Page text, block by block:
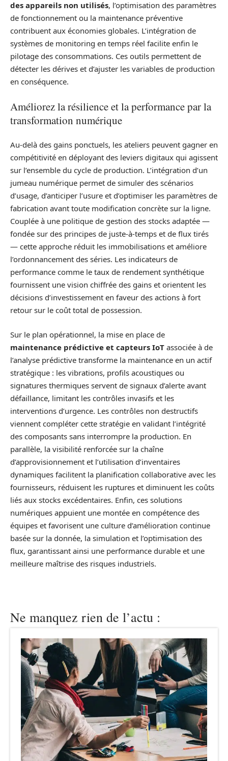
des appareils non utilisés, l’optimisation des paramètres
de fonctionnement ou la maintenance préventive
contribuent aux économies globales. L’intégration de
systèmes de monitoring en temps réel facilite enfin le
pilotage des consommations. Ces outils permettent de
détecter les dérives et d’ajuster les variables de production
en conséquence.
Améliorez la résilience et la performance par la
transformation numérique
Au-delà des gains ponctuels, les ateliers peuvent gagner en
compétitivité en déployant des leviers digitaux qui agissent
sur l’ensemble du cycle de production. L’intégration d’un
jumeau numérique permet de simuler des scénarios
d’usage, d’anticiper l’usure et d’optimiser les paramètres de
fabrication avant toute modification concrète sur la ligne.
Couplée à une politique de gestion des stocks adaptée —
fondée sur des principes de juste-à-temps et de flux tirés
— cette approche réduit les immobilisations et améliore
l’ordonnancement des séries. Les indicateurs de
performance comme le taux de rendement synthétique
fournissent une vision chiffrée des gains et orientent les
décisions d’investissement en faveur des actions à fort
retour sur le coût total de possession.
Sur le plan opérationnel, la mise en place de
maintenance prédictive et capteurs IoT associée à de
l’analyse prédictive transforme la maintenance en un actif
stratégique : les vibrations, profils acoustiques ou
signatures thermiques servent de signaux d’alerte avant
défaillance, limitant les contrôles invasifs et les
interventions d’urgence. Les contrôles non destructifs
viennent compléter cette stratégie en validant l’intégrité
des composants sans interrompre la production. En
parallèle, la visibilité renforcée sur la chaîne
d’approvisionnement et l’utilisation d’inventaires
dynamiques facilitent la planification collaborative avec les
fournisseurs, réduisent les ruptures et diminuent les coûts
liés aux stocks excédentaires. Enfin, ces solutions
numériques appuient une montée en compétence des
équipes et favorisent une culture d’amélioration continue
basée sur la donnée, la simulation et l’optimisation des
flux, garantissant ainsi une performance durable et une
meilleure maîtrise des risques industriels.
Ne manquez rien de l’actu :